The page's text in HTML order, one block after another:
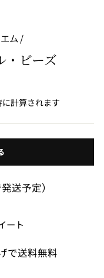
ム /
・ビーズ
計算されます
送予定）
ート
シ
で送料無料